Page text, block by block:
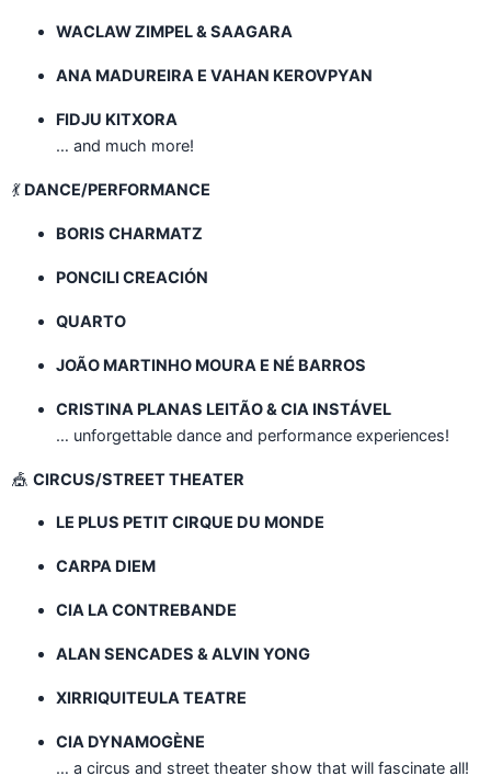
WACLAW ZIMPEL & SAAGARA
ANA MADUREIRA E VAHAN KEROVPYAN
FIDJU KITXORA
… and much more!
💃 DANCE/PERFORMANCE
BORIS CHARMATZ
PONCILI CREACIÓN
QUARTO
JOÃO MARTINHO MOURA E NÉ BARROS
CRISTINA PLANAS LEITÃO & CIA INSTÁVEL
… unforgettable dance and performance experiences!
🎪 CIRCUS/STREET THEATER
LE PLUS PETIT CIRQUE DU MONDE
CARPA DIEM
CIA LA CONTREBANDE
ALAN SENCADES & ALVIN YONG
XIRRIQUITEULA TEATRE
CIA DYNAMOGÈNE
… a circus and street theater show that will fascinate all!